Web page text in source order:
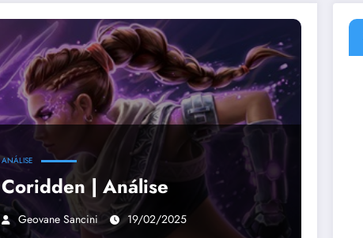
ANÁLISE
Coridden | Análise
Geovane Sancini 19/02/2025